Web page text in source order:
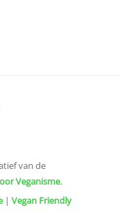
van de
Veganisme.
| Vegan Friendly